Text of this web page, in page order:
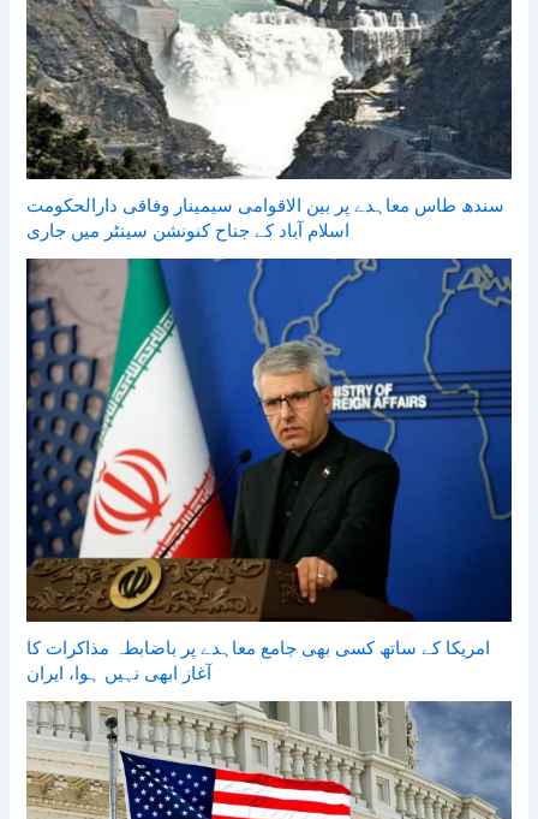
سندھ طاس معاہدے پر بین الاقوامی سیمینار وفاقی دارالحکومت
اسلام آباد کے جناح کنونشن سینٹر میں جاری
امریکا کے ساتھ کسی بھی جامع معاہدے پر باضابطہ مذاکرات کا
آغاز ابھی نہیں ہوا، ایران